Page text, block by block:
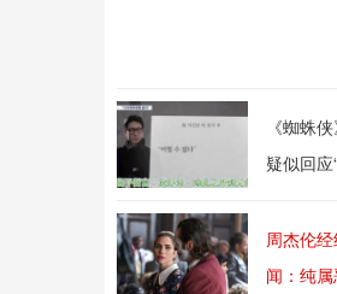
《蜘蛛
疑似回
周杰伦
闻：纯